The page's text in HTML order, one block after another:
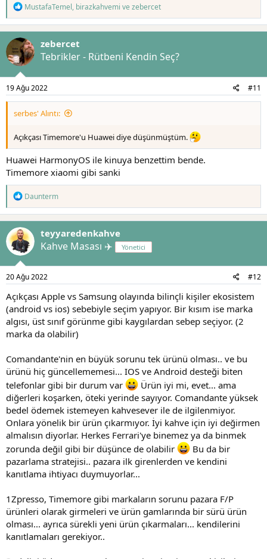
T
e
p
k
i
l
e
r
:
MustafaTemel, birazkahvemi ve zebercet
zebercet
Tebrikler - Rütbeni Kendin Seç?
19 Ağu 2022 #11
serbes' Alıntı:
Açıkçası Timemore'u Huawei diye düşünmüştüm.
Huawei HarmonyOS ile kinuya benzettim bende.
Timemore xiaomi gibi sanki
T
p
k
i
l
e
r
:
Daunterm
teyyaredenkahve
Kahve Masası ✈️ Yönetici
20 Ağu 2022 #12
Açıkçası Apple vs Samsung olayında bilinçli kişiler ekosistem
(android vs ios) sebebiyle seçim yapıyor. Bir kısım ise marka
algısı, üst sınıf görünme gibi kaygılardan sebep seçiyor. (2
marka da olabilir)
Comandante'nin en büyük sorunu tek ürünü olması.. ve bu
ürünü hiç güncellememesi... IOS ve Android desteği biten
telefonlar gibi bir durum var
Ürün iyi mi, evet... ama
diğerleri koşarken, öteki yerinde sayıyor. Comandante yüksek
bedel ödemek istemeyen kahvesever ile de ilgilenmiyor.
Onlara yönelik bir ürün çıkarmıyor. İyi kahve için iyi değirmen
almalısın diyorlar. Herkes Ferrari'ye binemez ya da binmek
zorunda değil gibi bir düşünce de olabilir
Bu da bir
pazarlama stratejisi.. pazara ilk girenlerden ve kendini
kanıtlama ihtiyacı duymuyorlar...
1Zpresso, Timemore gibi markaların sorunu pazara F/P
ürünleri olarak girmeleri ve ürün gamlarında bir sürü ürün
olması... ayrıca sürekli yeni ürün çıkarmaları... kendilerini
kanıtlamaları gerekiyor..